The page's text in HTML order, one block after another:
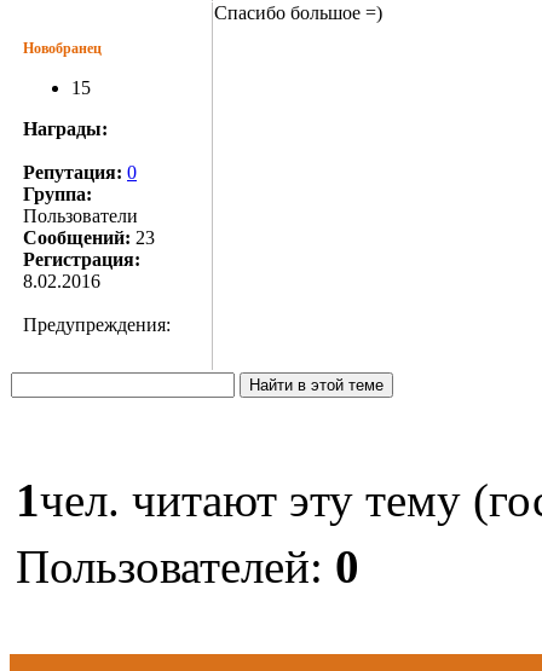
Новобранец
15
Награды:
Репутация: 0
Группа:
Пользователи
Сообщений: 23
Регистрация:
8.02.2016
Предупреждения:
Спасибо большое =)
1чел. читают эту тему
Пользователей: 0